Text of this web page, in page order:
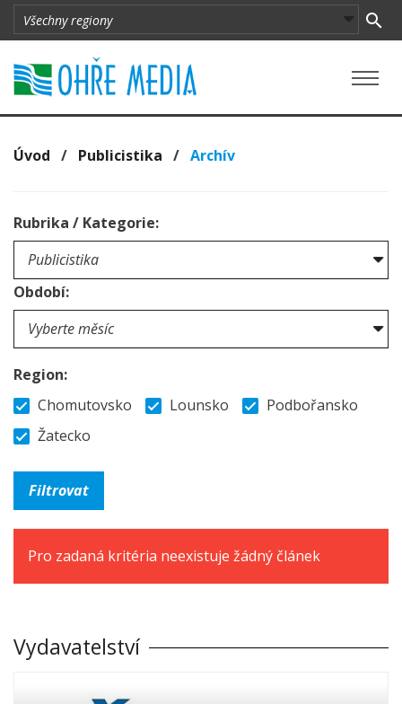
Úvod / Publicistika / Archív
Rubrika / Kategorie:
Období:
Region:
Chomutovsko
Lounsko
Podbořansko
Žatecko
Pro zadaná kritéria neexistuje žádný článek
Vydavatelství